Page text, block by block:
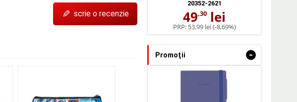
✎ scrie o recenzie
20352-2621
49,30 lei
PRP: 53,99 lei(-8,69%)
Promoţii -